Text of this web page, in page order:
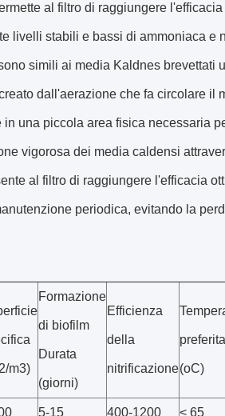
al filtro di raggiungere
livelli stabili e bassi di ammoniaca e
simili ai media Kaldnes
dall'aerazione che fa circolare il
in una piccola area fisica necessaria
vigorosa dei media caldensi
al filtro di raggiungere l'efficacia
periodica, evitando la
m3)
Formazione
di biofilm
Durata
(giorni)
Efficienza
della
nitrificazione
preferita
(oC)
5-15 400-1200 < 65